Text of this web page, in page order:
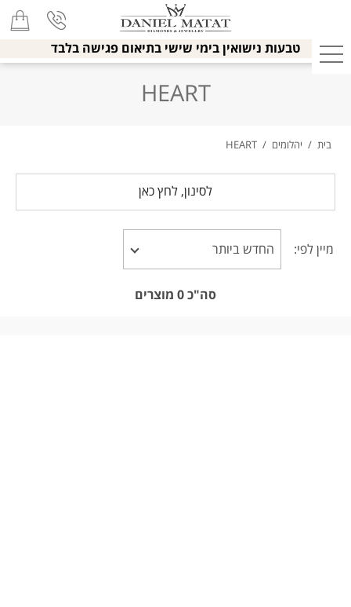
טבעות נישואין בימי שישי בתיאום פגישה בלבד
HEART
בית / יהלומים /
HEART
לסינון, לחץ כאן
מיין לפי:
סה"כ 0 מוצרים